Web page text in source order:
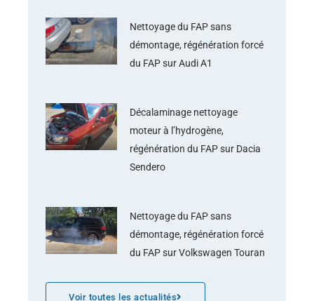
Nettoyage du FAP sans
démontage, régénération forcé
du FAP sur Audi A1
Décalaminage nettoyage
moteur à l’hydrogène,
régénération du FAP sur Dacia
Sendero
Nettoyage du FAP sans
démontage, régénération forcé
du FAP sur Volkswagen Touran
Voir toutes les actualités